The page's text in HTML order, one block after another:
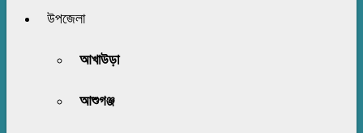
উপজেলা
আখাউড়া
আশুগঞ্জ